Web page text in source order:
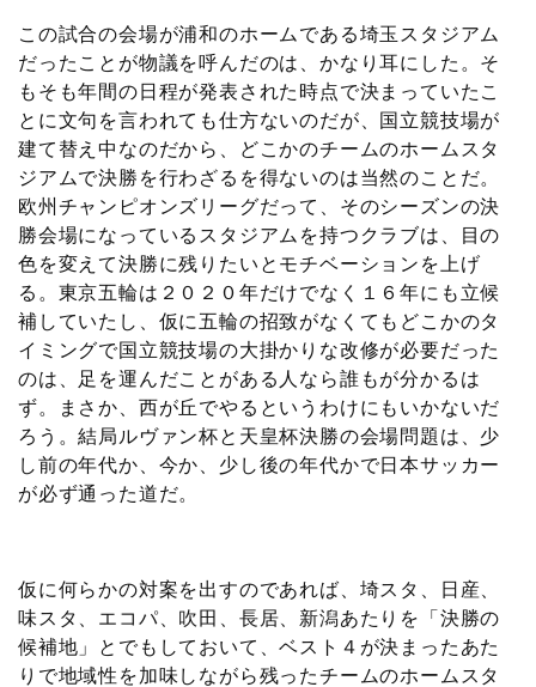
この試合の会場が浦和のホームである埼玉スタジアム
だったことが物議を呼んだのは、かなり耳にした。そ
もそも年間の日程が発表された時点で決まっていたこ
とに文句を言われても仕方ないのだが、国立競技場が
建て替え中なのだから、どこかのチームのホームスタ
ジアムで決勝を行わざるを得ないのは当然のことだ。
欧州チャンピオンズリーグだって、そのシーズンの決
勝会場になっているスタジアムを持つクラブは、目の
色を変えて決勝に残りたいとモチベーションを上げ
る。東京五輪は２０２０年だけでなく１６年にも立候
補していたし、仮に五輪の招致がなくてもどこかのタ
イミングで国立競技場の大掛かりな改修が必要だった
のは、足を運んだことがある人なら誰もが分かるは
ず。まさか、西が丘でやるというわけにもいかないだ
ろう。結局ルヴァン杯と天皇杯決勝の会場問題は、少
し前の年代か、今か、少し後の年代かで日本サッカー
が必ず通った道だ。
仮に何らかの対案を出すのであれば、埼スタ、日産、
味スタ、エコパ、吹田、長居、新潟あたりを「決勝の
候補地」とでもしておいて、ベスト４が決まったあた
りで地域性を加味しながら残ったチームのホームスタ